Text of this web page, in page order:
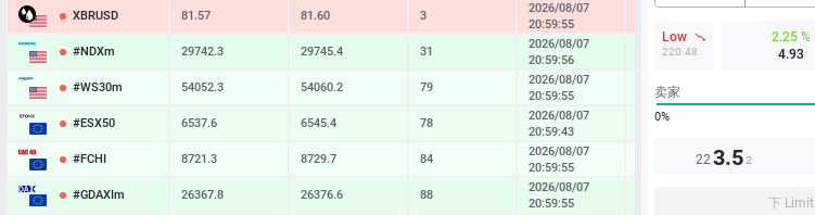
XBRUSD 81.57 81.60 3
2026/08/07
20:59:55
#NDXm 29742.3 29745.4 31
2026/08/07
20:59:56
0.82 %
#WS30m 54052.3 54060.2 79
2026/08/07
20:59:55
0.23 %
#ESX50 6537.6 6545.4 78
2026/08/07
20:59:43
0.40 %
#FCHI 8721.3 8729.7 84
2026/08/07
20:59:55
#GDAXIm 26367.8 26376.6 88
2026/08/07
20:59:55
Low
220.48
2.25 %
4.93
卖家
0%
223.52
下 Limit